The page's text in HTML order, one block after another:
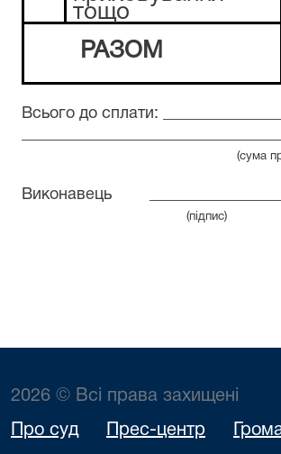
тощо
РАЗОМ
Всього до сплати:
(сума
Виконавець
(підпис)
2026 © Всі права захищені
Про суд Прес-центр